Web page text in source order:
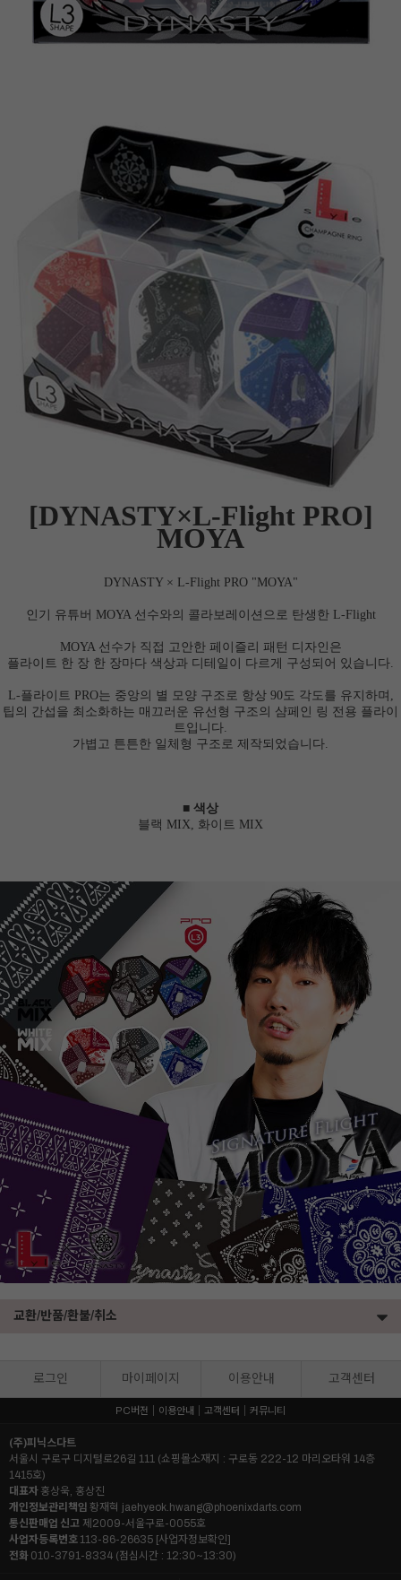
[DYNASTY×L-Flight PRO]
MOYA
DYNASTY × L-Flight PRO "MOYA"
인기 유튜버 MOYA 선수와의 콜라보레이션으로 탄생한 L-Flight
MOYA 선수가 직접 고안한 페이즐리 패턴 디자인은
플라이트 한 장 한 장마다 색상과 디테일이 다르게 구성되어 있습니다.
L-플라이트 PRO는 중앙의 별 모양 구조로 항상 90도 각도를 유지하며,
팁의 간섭을 최소화하는 매끄러운 유선형 구조의 샴페인 링 전용 플라이
트입니다.
가볍고 튼튼한 일체형 구조로 제작되었습니다.
■ 색상
블랙 MIX, 화이트 MIX
교환/반품/환불/취소
로그인 마이페이지 이용안내 고객센터
PC버전 이용안내 고객센터 커뮤니티
(주)피닉스다트
서울시 구로구 디지털로26길 111 (쇼핑몰소재지 : 구로동 222-12 마리오타워 14층
1415호)
대표자 홍상욱, 홍상진
개인정보관리책임 황재혁 jaehyeok.hwang@phoenixdarts.com
통신판매업 신고 제2009-서울구로-0055호
사업자등록번호 113-86-26635 [사업자정보확인]
전화 010-3791-8334 (점심시간 : 12:30~13:30)